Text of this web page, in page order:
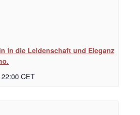
in die Leidenschaft und Eleganz
22:00CET